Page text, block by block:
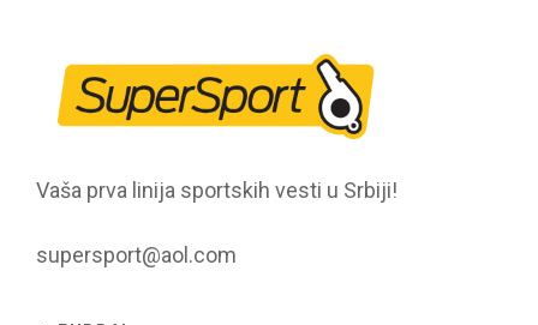
Vaša prva linija sportskih vesti u Srbiji!
supersport@aol.com